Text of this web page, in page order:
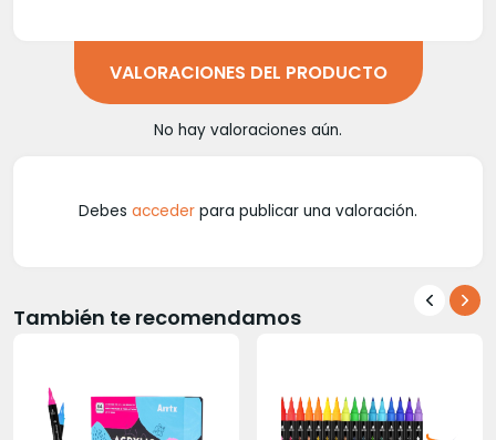
VALORACIONES DEL PRODUCTO
No hay valoraciones aún.
Debes acceder para publicar una valoración.
También te recomendamos